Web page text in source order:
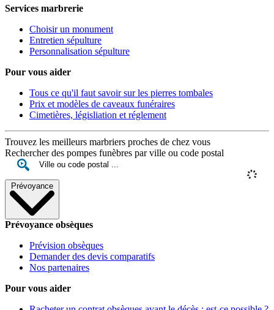
Services marbrerie
Choisir un monument
Entretien sépulture
Personnalisation sépulture
Pour vous aider
Tous ce qu'il faut savoir sur les pierres tombales
Prix et modèles de caveaux funéraires
Cimetières, législiation et réglement
Trouvez les meilleurs marbriers proches de chez vous
Rechercher des pompes funèbres par ville ou code postal
Prévoyance
Prévoyance obsèques
Prévision obsèques
Demander des devis comparatifs
Nos partenaires
Pour vous aider